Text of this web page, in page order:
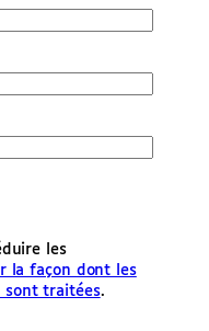
les
la façon dont les
sont traitées.